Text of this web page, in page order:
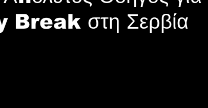
Break στη Σερβία